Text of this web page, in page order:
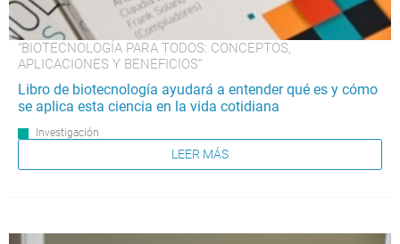
“BIOTECNOLOGÍA PARA TODOS: CONCEPTOS,
APLICACIONES Y BENEFICIOS”
Libro de biotecnología ayudará a entender qué es y cómo
se aplica esta ciencia en la vida cotidiana
Investigación
LEER MÁS